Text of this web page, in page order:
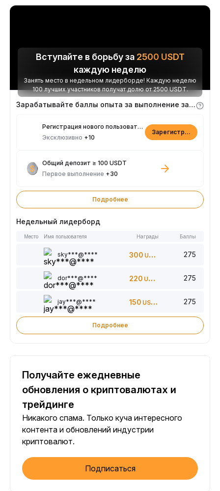
Вступайте в борьбу за 2500 USDT
каждую неделю
Занять место в недельном лидерборде! Каждую неделю
100 лучших участников получат долю от 2500 USDT.
Зарабатывайте баллы опыта за выполнение заданий
Регистрация нового пользователя
Эксклюзивно +10
Зарегистрироваться
Общий депозит ≥ 100 USDT
Первое выполнение +30
Подробнее
Недельный лидерборд
Место Имя пользователя Награды Баллы
sky***@**** 300 USDT 275
dor***@**** 220 USDT 275
jay***@**** 150 USDT 275
Подробнее
Получайте ежедневные
обновления о криптовалютах и
трейдинге
Никакого спама. Только куча интересного
контента и обновлений индустрии
криптовалют.
Подписаться